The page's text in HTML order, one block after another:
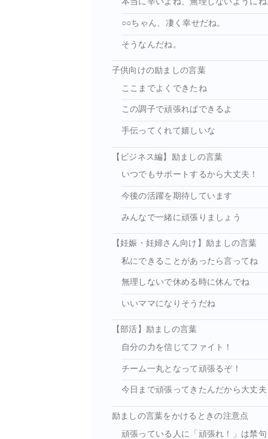
○○ちゃん、凄く幸せだね。
そうなんだね。
子供向けの励ましの言葉
ここまでよくできたね
この調子で頑張ればできるよ
手伝ってくれて嬉しいな
【ビジネス編】励ましの言葉
いつでもサポートするから大丈夫！
今後の活躍を期待しています
みんなで一緒に頑張りましょう
【妊娠・妊婦さん向け】励ましの言葉
私にできることがあったら言ってね
無理しないで休める時に休んでね
いいママになりそうだね
【部活】励ましの言葉
自分の力を信じてファイト！
チーム一丸となって頑張るぞ！
今日まで頑張ってきたんだから大丈
励ましの言葉をかけるときの注意点
頑張っている人に「頑張れ！」は禁